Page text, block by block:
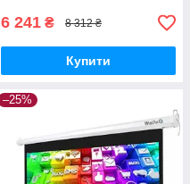
6 241 ₴ 8 312 ₴
Купити
–25%